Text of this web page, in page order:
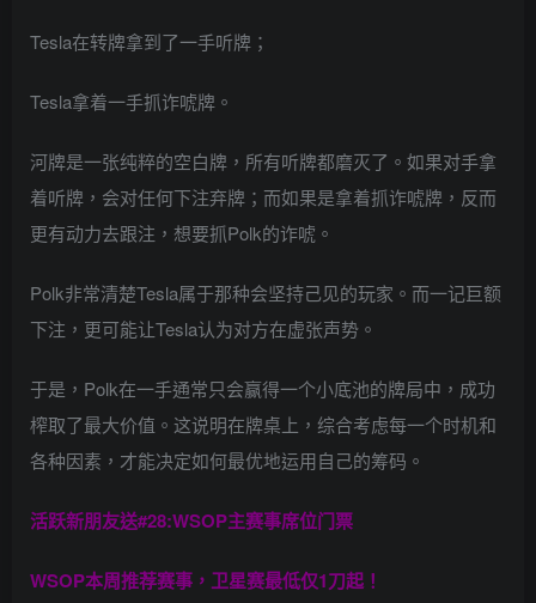
Tesla在转牌拿到了一手听牌；
Tesla拿着一手抓诈唬牌。
河牌是一张纯粹的空白牌，所有听牌都磨灭了。如果对手拿
着听牌，会对任何下注弃牌；而如果是拿着抓诈唬牌，反而
更有动力去跟注，想要抓Polk的诈唬。
Polk非常清楚Tesla属于那种会坚持己见的玩家。而一记巨额
下注，更可能让Tesla认为对方在虚张声势。
于是，Polk在一手通常只会赢得一个小底池的牌局中，成功
榨取了最大价值。这说明在牌桌上，综合考虑每一个时机和
各种因素，才能决定如何最优地运用自己的筹码。
活跃新朋友送#28:WSOP主赛事席位门票
WSOP本周推荐赛事，卫星赛最低仅1刀起！